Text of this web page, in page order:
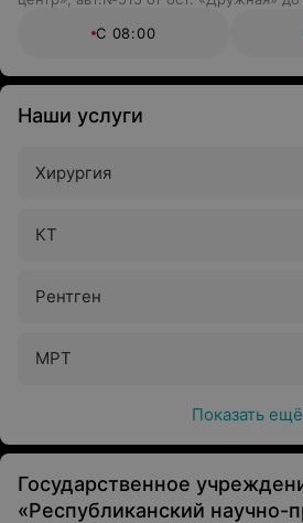
С 08:00
Наши услуги
Хирургия
КТ
Рентген
МРТ
Показать ещё
Государственное
«Республиканский научно-